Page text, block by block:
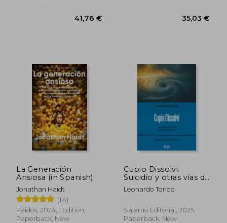
La Generación
Ansiosa (in Spanish)
Jonathan Haidt
(14)
Paidos, 2024, 1 Edition,
Paperback, New
Cupio Dissolvi.
Suicidio y otras vías de
autodestrucción (in
Spanish)
Leonardo Tondo
Salerno Editorial, 2025,
Paperback, New